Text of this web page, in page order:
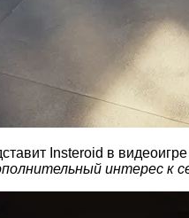
Insteroid в
интерес к